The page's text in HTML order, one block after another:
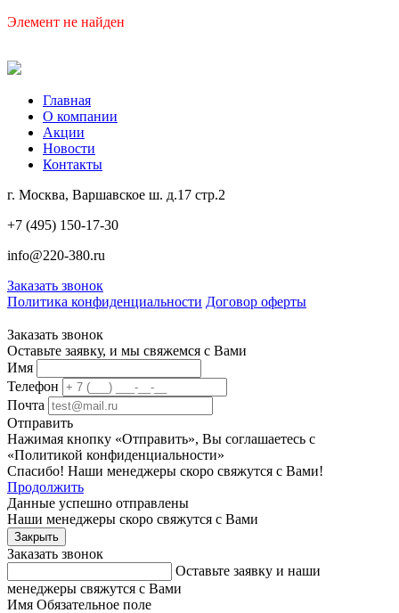
Элемент не найден
Главная
О компании
Акции
Новости
Контакты
г. Москва, Варшавское ш. д.17 стр.2
+7 (495) 150-17-30
info@220-380.ru
Заказать звонок
Политика конфиденциальности Договор оферты
Заказать звонок
Оставьте заявку, и мы свяжемся с Вами
Имя
Телефон
Почта
Отправить
Нажимая кнопку «Отправить», Вы соглашаетесь с
«Политикой конфиденциальности»
Спасибо! Наши менеджеры скоро свяжутся с Вами!
Продолжить
Данные успешно отправлены
Наши менеджеры скоро свяжутся с Вами
Закрыть
Заказать звонок
Оставьте заявку и наши
менеджеры свяжутся с Вами
Имя Обязательное поле